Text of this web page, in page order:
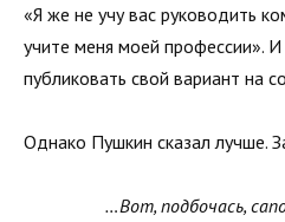
«Я же не учу вас руководить
учите меня моей профессии».
публиковать свой вариант на
Однако Пушкин сказал лучше.
…Вот, подбочась,